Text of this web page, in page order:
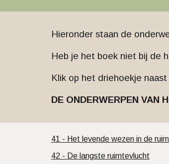
Hieronder staan de
Heb je het boek niet bij de
Klik op het driehoekje
DE ONDERWERPEN VAN
41 - Het levende wezen in de
42 - De langste ruimtevlucht